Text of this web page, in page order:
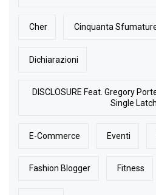
Cher Cinquanta
Dichiarazioni
DISCLOSURE Feat. Gregory
Single Latch
E-Commerce Eventi
Fashion Blogger Fitness